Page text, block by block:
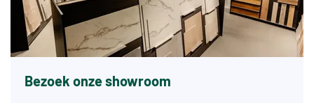
Bezoek onze showroom